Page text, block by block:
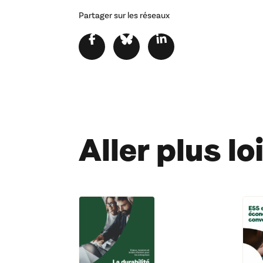
Partager sur les réseaux
Aller plus